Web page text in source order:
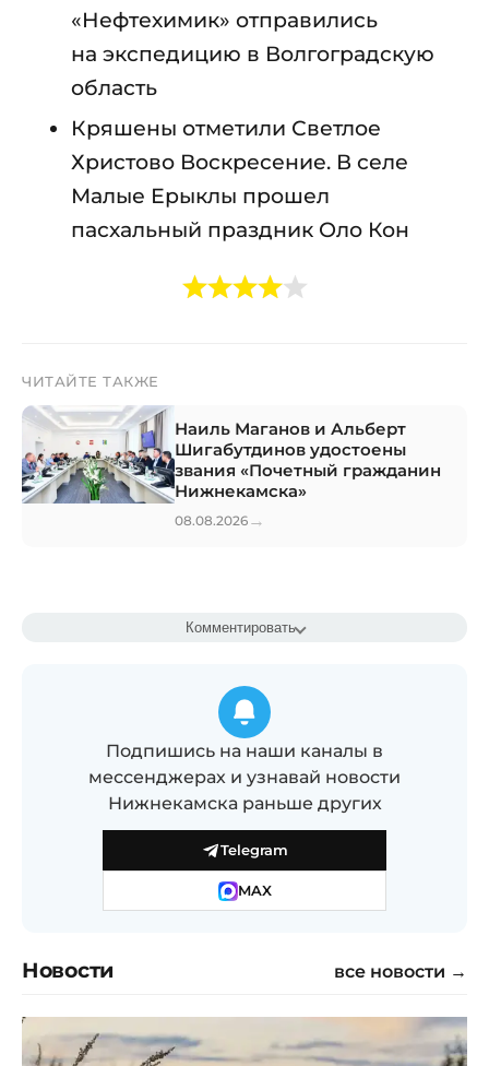
«Нефтехимик» отправились
на экспедицию в Волгоградскую
область
Кряшены отметили Светлое
Христово Воскресение. В селе
Малые Ерыклы прошел
пасхальный праздник Оло Кон
ЧИТАЙТЕ ТАКЖЕ
Наиль Маганов и Альберт
Шигабутдинов удостоены
звания «Почетный гражданин
Нижнекамска»
08.08.2026 →
Комментировать
Подпишись на наши каналы в
мессенджерах и узнавай новости
Нижнекамска раньше других
Telegram
MAX
Новости все новости →